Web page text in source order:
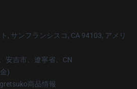
, サンフランシスコ, CA 94103, アメリ
安吉市、遼寧省、CN
)
商品情報